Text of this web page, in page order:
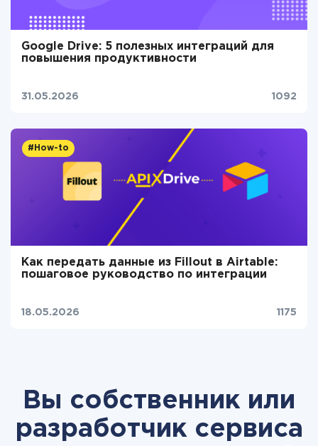
Google Drive: 5 полезных интеграций для
повышения продуктивности
31.05.2026 1092
#How-to
Как передать данные из Fillout в Airtable:
пошаговое руководство по интеграции
18.05.2026 1175
Вы собственник или
разработчик сервиса